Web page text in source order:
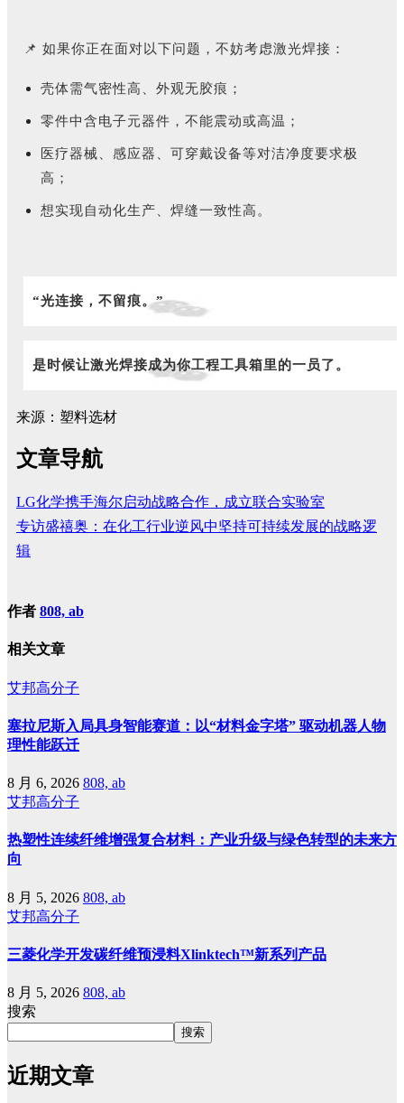
📌 如果你正在面对以下问题，不妨考虑激光焊接：
壳体需气密性高、外观无胶痕；
零件中含电子元器件，不能震动或高温；
医疗器械、感应器、可穿戴设备等对洁净度要求极
高；
想实现自动化生产、焊缝一致性高。
“光连接，不留痕。”
是时候让激光焊接成为你工程工具箱里的一员了。
来源：塑料选材
文章导航
LG化学携手海尔启动战略合作，成立联合实验室
专访盛禧奥：在化工行业逆风中坚持可持续发展的战略逻
辑
作者 808, ab
相关文章
艾邦高分子
塞拉尼斯入局具身智能赛道：以“材料金字塔” 驱动机器人物
理性能跃迁
8 月 6, 2026 808, ab
艾邦高分子
热塑性连续纤维增强复合材料：产业升级与绿色转型的未来方
向
8 月 5, 2026 808, ab
艾邦高分子
三菱化学开发碳纤维预浸料Xlinktech™新系列产品
8 月 5, 2026 808, ab
搜索
搜索
近期文章